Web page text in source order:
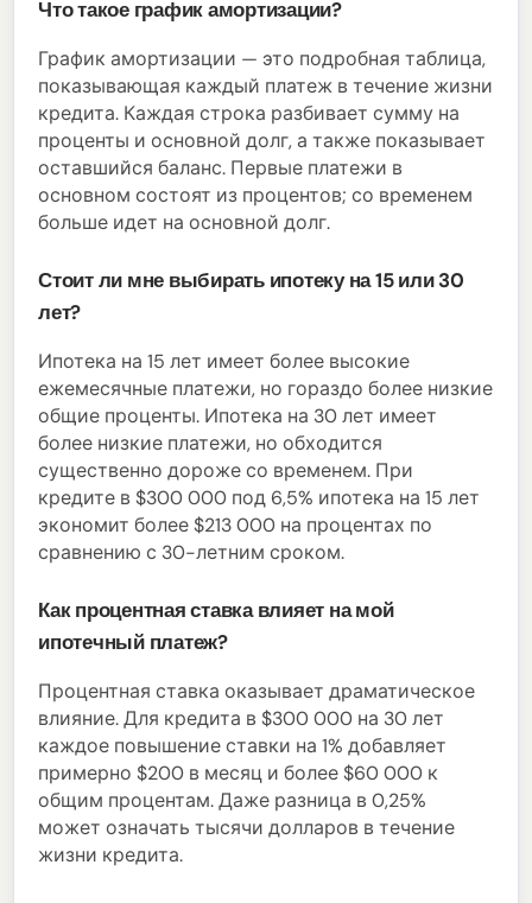
Что такое график амортизации?
График амортизации — это подробная таблица,
показывающая каждый платеж в течение жизни
кредита. Каждая строка разбивает сумму на
проценты и основной долг, а также показывает
оставшийся баланс. Первые платежи в
основном состоят из процентов; со временем
больше идет на основной долг.
Стоит ли мне выбирать ипотеку на 15 или 30
лет?
Ипотека на 15 лет имеет более высокие
ежемесячные платежи, но гораздо более низкие
общие проценты. Ипотека на 30 лет имеет
более низкие платежи, но обходится
существенно дороже со временем. При
кредите в $300 000 под 6,5% ипотека на 15 лет
экономит более $213 000 на процентах по
сравнению с 30-летним сроком.
Как процентная ставка влияет на мой
ипотечный платеж?
Процентная ставка оказывает драматическое
влияние. Для кредита в $300 000 на 30 лет
каждое повышение ставки на 1% добавляет
примерно $200 в месяц и более $60 000 к
общим процентам. Даже разница в 0,25%
может означать тысячи долларов в течение
жизни кредита.